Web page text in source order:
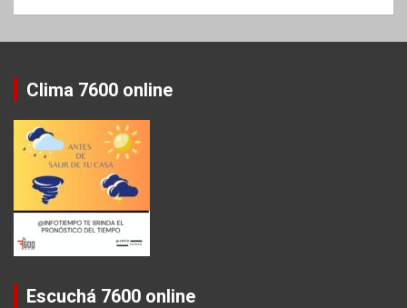
Clima 7600 online
Escuchá 7600 online